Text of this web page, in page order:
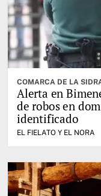
COMARCA DE LA
Alerta en
de robos en
identificado
EL FIELATO Y EL NORA